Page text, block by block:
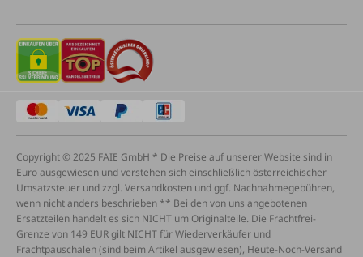
Copyright © 2025 FAIE GmbH * Die Preise auf unserer Website sind in
Euro ausgewiesen und verstehen sich einschließlich österreichischer
Umsatzsteuer und zzgl. Versandkosten und ggf. Nachnahmegebühren,
wenn nicht anders beschrieben ** Bei den von uns angebotenen
Ersatzteilen handelt es sich NICHT um Originalteile. Die Frachtfrei-
Grenze von 149 EUR gilt NICHT für Wiederverkäufer und
Frachtpauschalen (sind beim Artikel ausgewiesen), Heute-Noch-Versand